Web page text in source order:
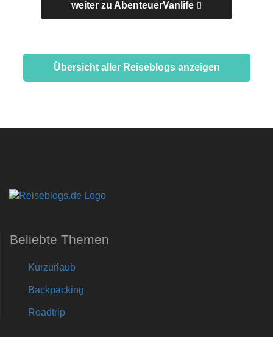
weiter zu AbenteuerVanlife
Übersicht aller Reiseblogs anzeigen
Beliebte Themen
Kurzurlaub
Backpacking
Roadtrip